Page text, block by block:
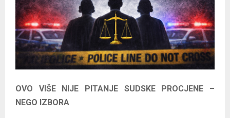
N
U
OVO VIŠE NIJE PITANJE SUDSKE PROCJENE –
NEGO IZBORA